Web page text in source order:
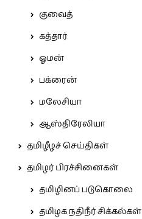
குவைத்
கத்தார்
ஓமன்
பக்ரைன்
மலேசியா
ஆஸ்திரேலியா
தமிழீழச் செய்திகள்
தமிழர் பிரச்சினைகள்
தமிழினப் படுகொலை
தமிழக நதிநீர் சிக்கல்கள்